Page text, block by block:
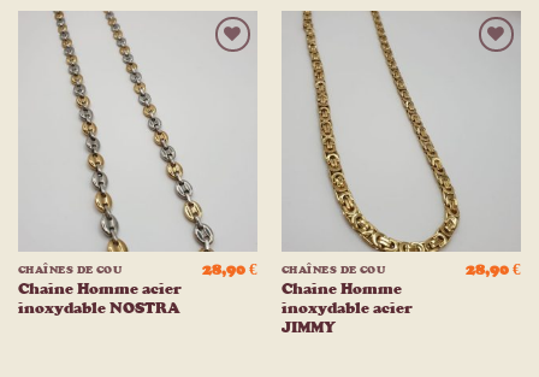
CHAÎNES DE COU
Chaine Homme acier
inoxydable NOSTRA
28,90€ CHAÎNES DE COU
Chaine Homme
inoxydable acier
JIMMY
28,90€